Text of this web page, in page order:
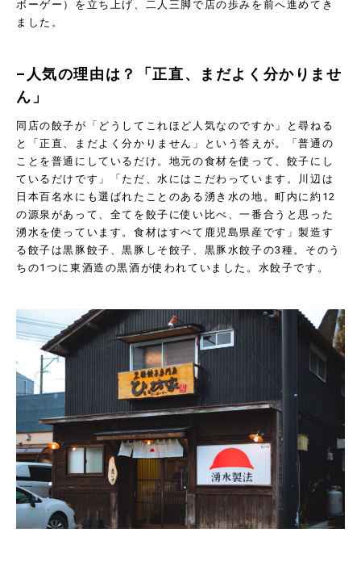
ボーゲー）を立ち上げ、二人三脚で店の歩みを前へ進めてき
ました。
–人気の理由は？「正直、まだよく分かりませ
ん」
同店の餃子が「どうしてこれほど人気なのですか」と尋ねる
と「正直、まだよく分かりません」という答えが。「普通の
ことを普通にしているだけ。地元の食材を使って、餃子にし
ているだけです」「ただ、水にはこだわっています。川辺は
日本百名水にも選ばれたことのある湧き水の地。町内に約 12
の源泉があって、全てを餃子に使い比べ、一番合うと思った
湧水を使っています。食材はすべて鹿児島県産です」製造す
る餃子は黒豚餃子、黒豚しそ餃子、黒豚水餃子の3種。そのう
ちの1 つに東酒造の黒酒が使われていました。水餃子です。